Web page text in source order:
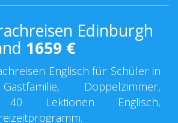
Edinburgh
1659 €
Englisch für Schüler in
Doppelzimmer,
40 Lektionen Englisch,